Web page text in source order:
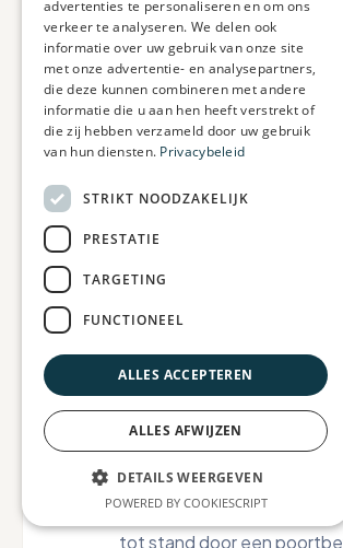
geweest. Deze zijn alleen te
uit het verleden.
De verbinding komt niet tot
niet wanneer we tegelijkertijd
gesprek zitten. De volgende
in beeld:‘ Momenteel ben je de
sessie. Je gesprekspartner
waarschijnlijk zo aan.’
Dit heeft verschillende
Jouw cliënt heeft nog niet
deelnemen geklikt.
Jouw praktijk werkt een
omgeving en de verbinding
tot stand door een
advertenties te personaliseren en om ons
verkeer te analyseren. We delen ook
informatie over uw gebruik van onze site
met onze advertentie- en analysepartners,
die deze kunnen combineren met andere
informatie die u aan hen heeft verstrekt of
die zij hebben verzameld door uw gebruik
van hun diensten. Privacybeleid
STRIKT NOODZAKELIJK
PRESTATIE
TARGETING
FUNCTIONEEL
ALLES ACCEPTEREN
ALLES AFWIJZEN
DETAILS WEERGEVEN
POWERED BY COOKIESCRIPT